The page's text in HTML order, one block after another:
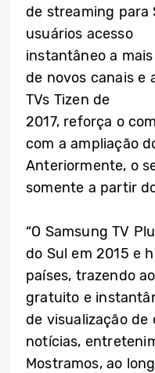
de streaming para
usuários acesso
instantâneo a
de novos canais e
TVs Tizen de
2017, reforça o
com a ampliação
Anteriormente, o
somente a partir
“O Samsung TV
do Sul em 2015 e
países, trazendo
gratuito e
de visualização
notícias,
Mostramos, ao